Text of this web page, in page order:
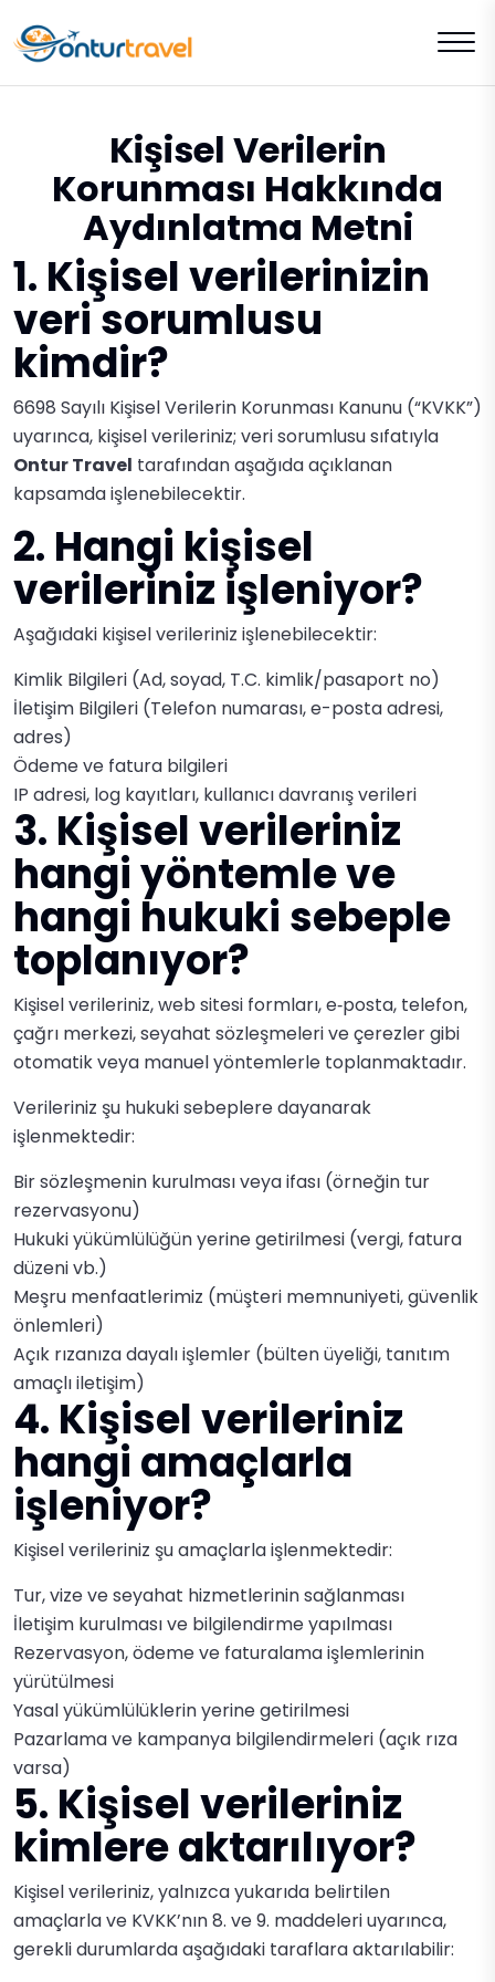
Kişisel Verilerin
Korunması Hakkında
Aydınlatma Metni
1. Kişisel verilerinizin
veri sorumlusu
kimdir?
6698 Sayılı Kişisel Verilerin Korunması Kanunu (“KVKK”)
uyarınca, kişisel verileriniz; veri sorumlusu sıfatıyla
Ontur Travel tarafından aşağıda açıklanan
kapsamda işlenebilecektir.
2. Hangi kişisel
verileriniz işleniyor?
Aşağıdaki kişisel verileriniz işlenebilecektir:
Kimlik Bilgileri (Ad, soyad, T.C. kimlik/pasaport no)
İletişim Bilgileri (Telefon numarası, e-posta adresi,
adres)
Ödeme ve fatura bilgileri
IP adresi, log kayıtları, kullanıcı davranış verileri
3. Kişisel verileriniz
hangi yöntemle ve
hangi hukuki sebeple
toplanıyor?
Kişisel verileriniz, web sitesi formları, e‑posta, telefon,
çağrı merkezi, seyahat sözleşmeleri ve çerezler gibi
otomatik veya manuel yöntemlerle toplanmaktadır.
Verileriniz şu hukuki sebeplere dayanarak
işlenmektedir:
Bir sözleşmenin kurulması veya ifası (örneğin tur
rezervasyonu)
Hukuki yükümlülüğün yerine getirilmesi (vergi, fatura
düzeni vb.)
Meşru menfaatlerimiz (müşteri memnuniyeti, güvenlik
önlemleri)
Açık rızanıza dayalı işlemler (bülten üyeliği, tanıtım
amaçlı iletişim)
4. Kişisel verileriniz
hangi amaçlarla
işleniyor?
Kişisel verileriniz şu amaçlarla işlenmektedir:
Tur, vize ve seyahat hizmetlerinin sağlanması
İletişim kurulması ve bilgilendirme yapılması
Rezervasyon, ödeme ve faturalama işlemlerinin
yürütülmesi
Yasal yükümlülüklerin yerine getirilmesi
Pazarlama ve kampanya bilgilendirmeleri (açık rıza
varsa)
5. Kişisel verileriniz
kimlere aktarılıyor?
Kişisel verileriniz, yalnızca yukarıda belirtilen
amaçlarla ve KVKK’nın 8. ve 9. maddeleri uyarınca,
gerekli durumlarda aşağıdaki taraflara aktarılabilir: